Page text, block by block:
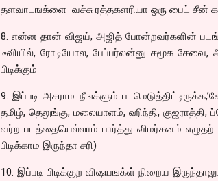
தளவாடஙக்ளை வச்சு ரத்தகளரியா ஒரு பைட் சீன்
8. என்ன தான் விஜய், அஜித் போன்றவர்களின்
டீவியில், ரோடியோல, பேப்பர்லன்னு சமூக சேவை,
பிடிக்கும்
9. இப்படி அசராம நீஙக்ளும்
தமிழ், தெலுங்கு, மலையாளம், ஹிந்தி, குஜராத்தி,
வர்ற படத்தையெல்லாம் பார்த்து விமர்சனம் எழுதற்
பிடிக்காம இருந்தா சரி)
10. இப்படி பிடிக்குற விஷயஙக்ள் நிறைய